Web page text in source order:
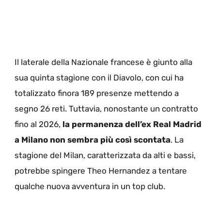
Il laterale della Nazionale francese è giunto alla
sua quinta stagione con il Diavolo, con cui ha
totalizzato finora 189 presenze mettendo a
segno 26 reti. Tuttavia, nonostante un contratto
fino al 2026, la permanenza dell’ex Real Madrid
a Milano non sembra più così scontata. La
stagione del Milan, caratterizzata da alti e bassi,
potrebbe spingere Theo Hernandez a tentare
qualche nuova avventura in un top club.